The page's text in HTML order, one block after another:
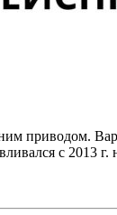
приводом.
с 2013